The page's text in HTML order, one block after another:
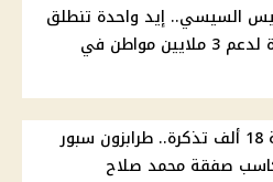
السيسي.. إيد واحدة تنطلق
بمرحلة جديدة لدعم 3 ملايين مواطن في
مبيعات بقيمة 18 ألف تذكرة.. طرابزون سبور
صفقة محمد صلاح